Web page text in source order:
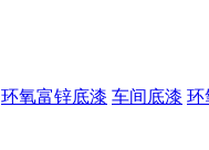
环氧富锌底漆 车间底漆 环